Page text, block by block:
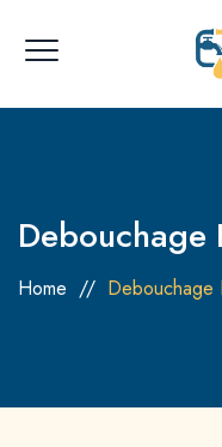
Debouchage
Home // Debouchage